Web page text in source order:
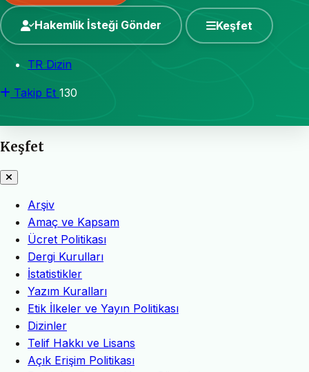
Hakemlik İsteği Gönder Keşfet
TR Dizin
Takip Et 130
Keşfet
Arşiv
Amaç ve Kapsam
Ücret Politikası
Dergi Kurulları
İstatistikler
Yazım Kuralları
Etik İlkeler ve Yayın Politikası
Dizinler
Telif Hakkı ve Lisans
Açık Erişim Politikası